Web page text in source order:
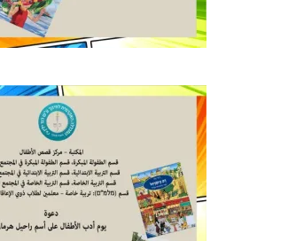
תמונה